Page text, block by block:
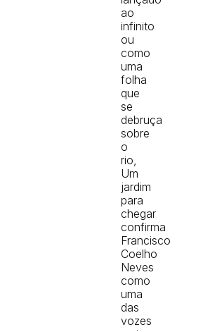
ao
infinito
ou
como
uma
folha
que
se
debruça
sobre
o
rio,
Um
jardim
para
chegar
confirma
Francisco
Coelho
Neves
como
uma
das
vozes